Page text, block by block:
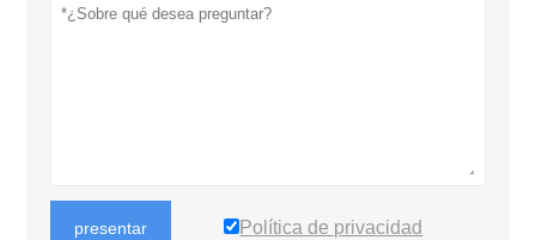
presentar Política de privacidad